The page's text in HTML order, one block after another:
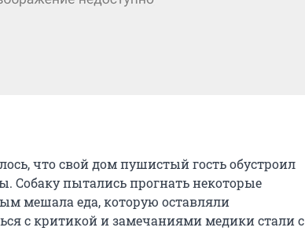
что свой дом пушистый гость обустроил
Собаку пытались прогнать некоторые
мешала еда, которую оставляли
с критикой и замечаниями медики стали с